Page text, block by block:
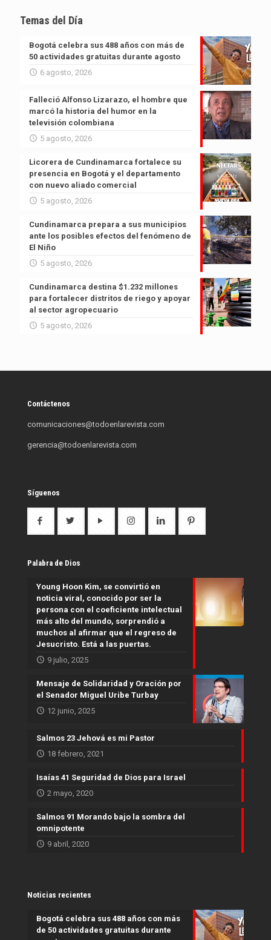
Temas del Día
Bogotá celebra sus 488 años con más de
50 actividades gratuitas durante agosto
6 agosto, 2026
Falleció Alfonso Lizarazo, el hombre que
marcó la historia del humor en la
televisión colombiana
5 agosto, 2026
Licorera de Cundinamarca fortalece su
presencia en Bogotá y el departamento
con nuevo aliado comercial
5 agosto, 2026
Cundinamarca prepara a sus municipios
ante los posibles efectos del fenómeno de
El Niño
5 agosto, 2026
Cundinamarca destina $1.232 millones
para fortalecer distritos de riego y apoyar
al sector agropecuario
5 agosto, 2026
Contáctenos
comunicaciones@todoenlarevista.com
gerencia@todoenlarevista.com
Síguenos
Palabra de Dios
Young Hoon Kim, se convirtió en
noticia viral, conocido por ser la
persona con el coeficiente intelectual
más alto del mundo, sorprendió a
muchos al afirmar que el regreso de
Jesucristo. Está a las puertas.
9 julio, 2025
Mensaje de Solidaridad y Oración por
el Senador Miguel Uribe Turbay
12 junio, 2025
Salmos 23 Jehová es mi Pastor
18 febrero, 2021
Isaías 41 Seguridad de Dios para Israel
2 mayo, 2020
Salmos 91 Morando bajo la sombra del
omnipotente
9 abril, 2020
Noticias recientes
Bogotá celebra sus 488 años con más
de 50 actividades gratuitas durante